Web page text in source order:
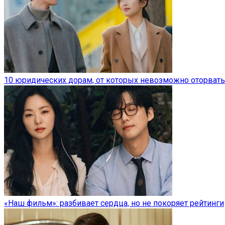
10 юридических дорам, от которых невозможно
«Наш фильм»: разбивает сердца, но не покоряет рейтинги